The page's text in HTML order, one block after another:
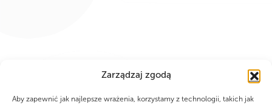
Zarządzaj zgodą
Aby zapewnić jak najlepsze wrażenia, korzystamy z technologii, takich jak